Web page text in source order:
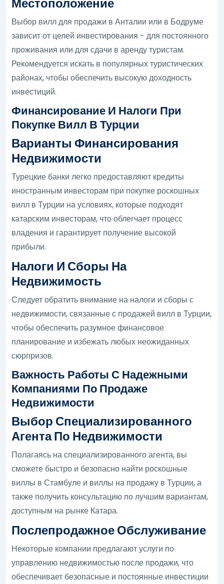
Выбор вилл для продажи в Анталии или в Бодруме
зависит от целей инвестирования - для постоянного
проживания или для сдачи в аренду туристам.
Рекомендуется искать в популярных туристических
районах, чтобы обеспечить высокую доходность
инвестиций.
Финансирование И Налоги При
Покупке Вилл В Турции
Варианты Финансирования
Недвижимости
Турецкие банки легко предоставляют кредиты
иностранным инвесторам при покупке роскошных
вилл в Турции на условиях, которые подходят
катарским инвесторам, что облегчает процесс
владения и гарантирует получение высокой
прибыли.
Налоги И Сборы На
Недвижимость
Следует обратить внимание на налоги и сборы с
недвижимости, связанные с продажей вилл в Турции,
чтобы обеспечить разумное финансовое
планирование и избежать любых неожиданных
сюрпризов.
Важность Работы С Надежными
Компаниями По Продаже
Недвижимости
Выбор Специализированного
Агента По Недвижимости
Полагаясь на специализированного агента, вы
сможете быстро и безопасно найти роскошные
виллы в Стамбуле и виллы на продажу в Турции, а
также получить консультацию по лучшим вариантам,
доступным на рынке Катара.
Послепродажное Обслуживание
Некоторые компании предлагают услуги по
управлению недвижимостью после продажи, что
обеспечивает безопасные и постоянные инвестиции